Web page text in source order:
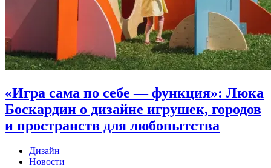
«Игра сама по себе — функция»: Люка
Боскардин о дизайне игрушек, городов
и пространств для любопытства
Дизайн
Новости